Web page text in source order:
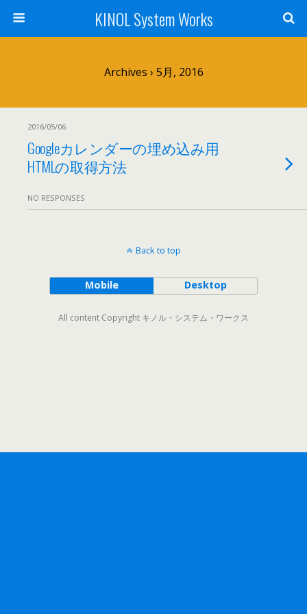
KINOL System Works
Archives › 5月, 2016
2016/05/06
Googleカレンダーの埋め込み用
HTMLの取得方法
NO RESPONSES
Back to top
Mobile Desktop
All content Copyright キノル・システム・ワークス